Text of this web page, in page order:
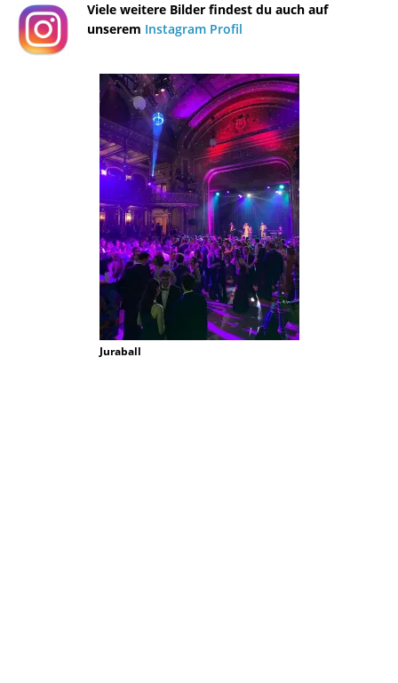
Viele weitere Bilder findest du auch auf
unserem Instagram Profil
Juraball